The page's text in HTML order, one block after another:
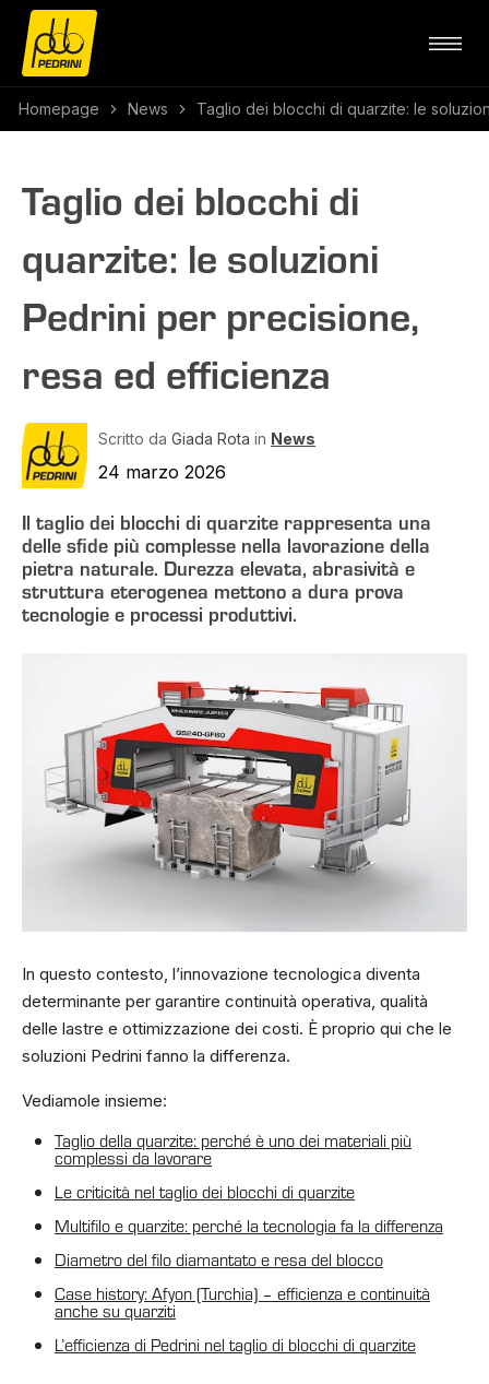
Homepage News Taglio dei blocchi di quarzite: le
Taglio dei blocchi di
quarzite: le soluzioni
Pedrini per precisione,
resa ed efficienza
Scritto da Giada Rota in News
24 marzo 2026
Il taglio dei blocchi di quarzite rappresenta una
delle sfide più complesse nella lavorazione della
pietra naturale. Durezza elevata, abrasività e
struttura eterogenea mettono a dura prova
tecnologie e processi produttivi.
In questo contesto, l’innovazione tecnologica diventa
determinante per garantire continuità operativa, qualità
delle lastre e ottimizzazione dei costi. È proprio qui che le
soluzioni Pedrini fanno la differenza.
Vediamole insieme:
Taglio della quarzite: perché è uno dei materiali più
complessi da lavorare
Le criticità nel taglio dei blocchi di quarzite
Multifilo e quarzite: perché la tecnologia fa la differenza
Diametro del filo diamantato e resa del blocco
Case history: Afyon (Turchia) – efficienza e continuità
anche su quarziti
L’efficienza di Pedrini nel taglio di blocchi di quarzite